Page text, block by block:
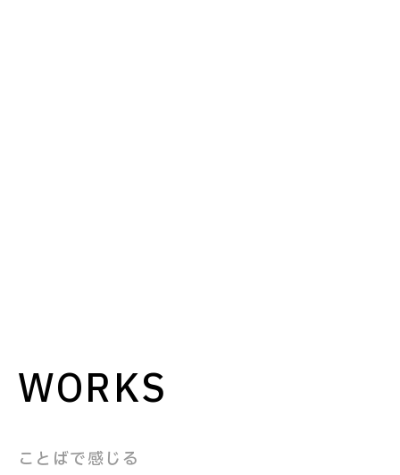
WORKS
ことばで感じる